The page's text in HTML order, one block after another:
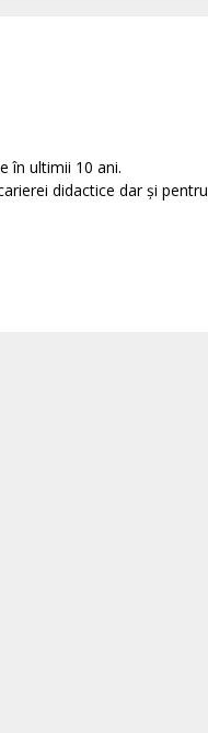
în ultimii 10 ani.
didactice dar și pentru